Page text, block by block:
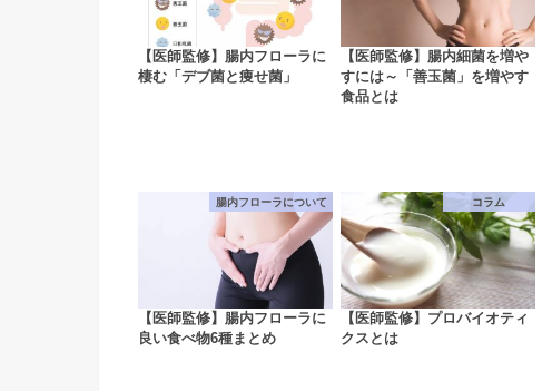
【医師監修】腸内フローラに
棲む「デブ菌と痩せ菌」
【医師監修】腸内細菌を増や
すには～「善玉菌」を増やす
食品とは
腸内フローラについて
【医師監修】腸内フローラに
良い食べ物6種まとめ
コラム
【医師監修】プロバイオティ
クスとは